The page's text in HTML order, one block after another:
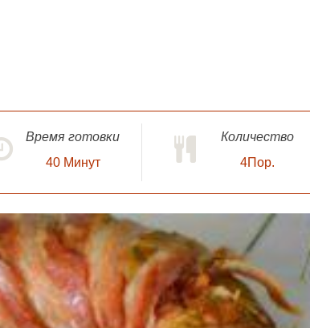
Время готовки
40 Минут
Количество
4Пор.